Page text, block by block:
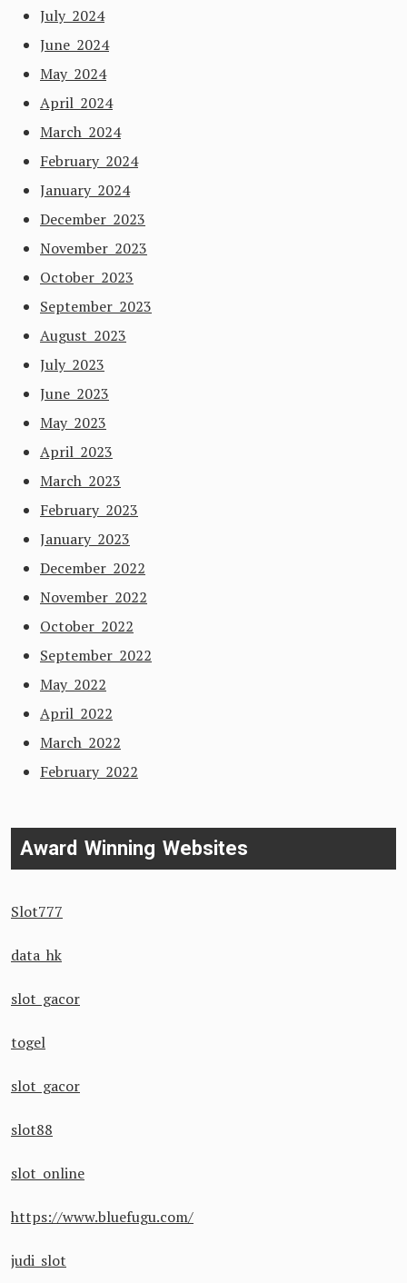
July 2024
June 2024
May 2024
April 2024
March 2024
February 2024
January 2024
December 2023
November 2023
October 2023
September 2023
August 2023
July 2023
June 2023
May 2023
April 2023
March 2023
February 2023
January 2023
December 2022
November 2022
October 2022
September 2022
May 2022
April 2022
March 2022
February 2022
Award Winning Websites
Slot777
data hk
slot gacor
togel
slot gacor
slot88
slot online
https://www.bluefugu.com/
judi slot